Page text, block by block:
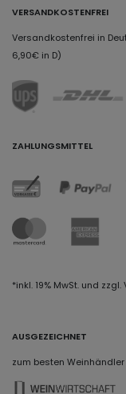
VERSANDKOSTENFREI
Versandkostenfrei in
6,90€ in D)
ZAHLUNGSMITTEL
*inkl. 19% MwSt. und
AUSGEZEICHNET
zum besten